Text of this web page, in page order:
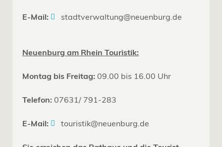
E-Mail: stadtverwaltung@neuenburg.de
Neuenburg am Rhein Touristik:
Montag bis Freitag: 09.00 bis 16.00 Uhr
Telefon: 07631/ 791-283
E-Mail: touristik@neuenburg.de